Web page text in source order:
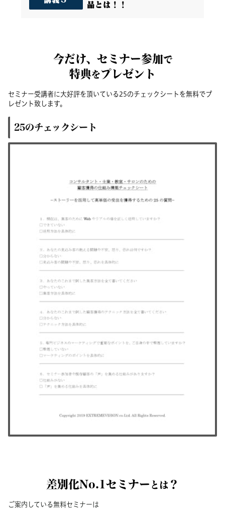
品とは！！
今だけ、セミナー参加で
特典をプレゼント
セミナー受講者に大好評を頂いている25のチェックシートを無料でプ
レゼント致します。
25のチェックシート
差別化No.1セミナーとは ？
ご案内している無料セミナーは